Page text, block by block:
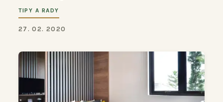
TIPY A RADY
27. 02. 2020